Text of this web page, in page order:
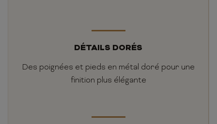
DÉTAILS DORÉS
Des poignées et pieds en métal doré pour une
finition plus élégante